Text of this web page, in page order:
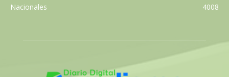
Nacionales
4008